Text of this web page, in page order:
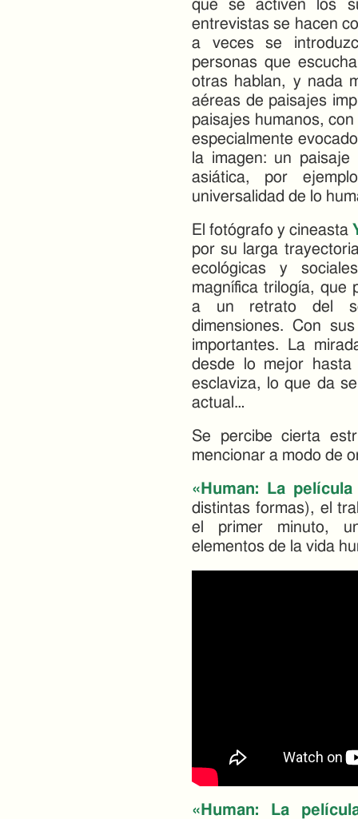
que se activen los
entrevistas se hacen
a veces se
personas que
otras hablan, y nada
aéreas de paisajes
paisajes humanos,
especialmente
la imagen: un
asiática, por
universalidad de lo
El fotógrafo y cineasta
por su larga
ecológicas y
magnífica trilogía, que
a un retrato del
dimensiones. Con
importantes. La
desde lo mejor
esclaviza, lo que da
actual…
Se percibe cierta
mencionar a modo de
«Human: La
distintas formas), el
el primer minuto,
elementos de la vida
«Human: La